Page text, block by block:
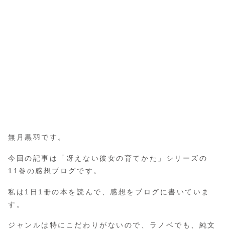
無月黒羽です。
今回の記事は「冴えない彼女の育てかた」シリーズの
11巻の感想ブログです。
私は1日1冊の本を読んで、感想をブログに書いていま
す。
ジャンルは特にこだわりがないので、ラノベでも、純文